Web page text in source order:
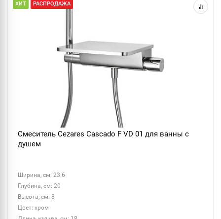
ХИТ РАСПРОДАЖА
Смеситель Cezares Cascado F VD 01 для ванны с
душем
Ширина, см: 23.6
Глубина, см: 20
Высота, см: 8
Цвет: хром